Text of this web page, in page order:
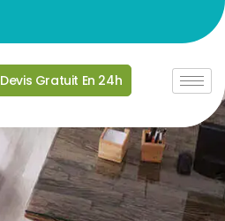
Devis Gratuit En 24h